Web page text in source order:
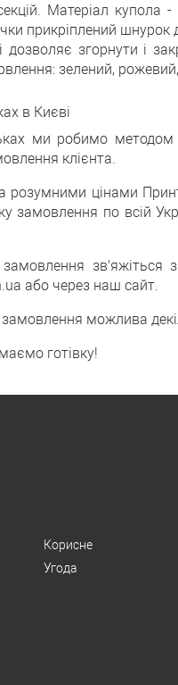
Матеріал купола
прикріплений шнурок
дозволяє згорнути і
зелений,
в Києві
ми робимо методом
клієнта.
розумними цінами
замовлення по всій
зв'яжіться
або через наш сайт.
замовлення можлива
готівку!
Корисне
Угода